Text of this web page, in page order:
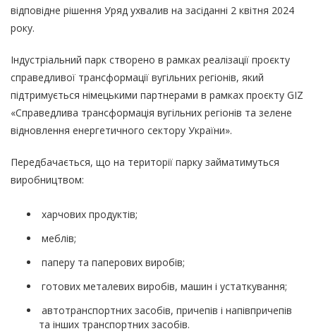
відповідне рішення Уряд ухвалив на засіданні 2 квітня 2024
року.
Індустріальний парк створено в рамках реалізації проєкту
справедливої трансформації вугільних регіонів, який
підтримується німецькими партнерами в рамках проєкту GIZ
«Справедлива трансформація вугільних регіонів та зелене
відновлення енергетичного сектору України».
Передбачається, що на території парку займатимуться
виробництвом:
харчових продуктів;
меблів;
паперу та паперових виробів;
готових металевих виробів, машин і устаткування;
автотранспортних засобів, причепів і напівпричепів
та інших транспортних засобів.